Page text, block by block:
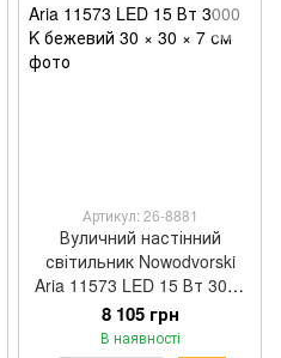
Артикул: 26-8881
Вуличний настінний
світильник Nowodvorski
Aria 11573 LED 15 Вт 3000
K бежевий 30 × 30 × 7 см
8 105 грн
В наявності